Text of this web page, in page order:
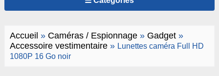
Accueil » Caméras / Espionnage» Gadget»
Accessoire vestimentaire» Lunettes caméra Full HD
1080P 16 Go noir